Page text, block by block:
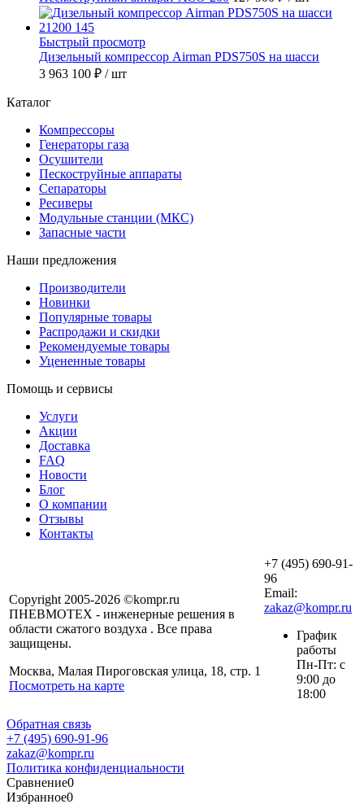
Быстрый просмотр
Дизельный компрессор Airman PDS750S на шасси
3 963 100 ₽ / шт
Каталог
Компрессоры
Генераторы газа
Осушители
Пескоструйные аппараты
Сепараторы
Ресиверы
Модульные станции (МКС)
Запасные части
Наши предложения
Производители
Новинки
Популярные товары
Распродажи и скидки
Рекомендуемые товары
Уцененные товары
Помощь и сервисы
Услуги
Акции
Доставка
FAQ
Новости
Блог
О компании
Отзывы
Контакты
Copyright 2005-2026 ©kompr.ru
ПНЕВМОТЕХ - инженерные решения в
области сжатого воздуха . Все права
защищены.
Москва, Малая Пироговская улица, 18, стр. 1
Посмотреть на карте
+7 (495) 690-91-
96
Email:
zakaz@kompr.ru
График
работы
Пн-Пт: с
9:00 до
18:00
Обратная связь
+7 (495) 690-91-96
zakaz@kompr.ru
Политика конфиденциальности
Сравнение0
Избранное0